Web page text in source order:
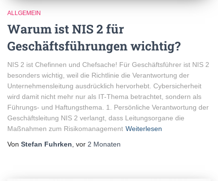
ALLGEMEIN
Warum ist NIS 2 für
Geschäftsführungen wichtig?
NIS 2 ist Chefinnen und Chefsache! Für Geschäftsführer ist NIS 2
besonders wichtig, weil die Richtlinie die Verantwortung der
Unternehmensleitung ausdrücklich hervorhebt. Cybersicherheit
wird damit nicht mehr nur als IT-Thema betrachtet, sondern als
Führungs- und Haftungsthema. 1. Persönliche Verantwortung der
Geschäftsleitung NIS 2 verlangt, dass Leitungsorgane die
Maßnahmen zum Risikomanagement Weiterlesen
Von Stefan Fuhrken , vor 2 Monaten